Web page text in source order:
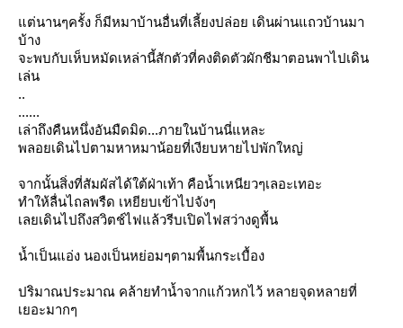
ต่นานๆครั้ง ก็มีหมาบ้านอื่นที่เลี้ยงปล่อย เดินผ่านแถวบ้านมา
บ้าง
จะพบกับเห็บหมัดเหล่านี้สักตัวที่คงติดตัวผักชีมาตอนพาไปเดิน
เล่น
..
......
เล่าถึงคืนหนึ่งอันมืดมิด...ภายในบ้านนี่แหละ
พลอยเดินไปตามหาหมาน้อยที่เงียบหายไปพักใหญ่
จากนั้นสิ่งที่สัมผัสได้ใต้ฝ่าเท้า คือน้ำเหนียวๆเลอะเทอะ
ทำให้ลื่นไถลพรืด เหยียบเข้าไปจังๆ
เลยเดินไปถึงสวิตช์ไฟแล้วรีบเปิดไฟสว่างดูพื้น
น้ำเป็นแอ่ง นองเป็นหย่อมๆตามพื้นกระเบื้อง
ปริมาณประมาณ คล้ายทำน้ำจากแก้วหกไว้ หลายจุดหลายที่
เยอะมากๆ